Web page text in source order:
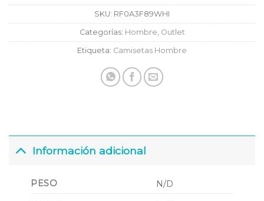
SKU: RF0A3F89WHI
Categorías: Hombre, Outlet
Etiqueta: Camisetas Hombre
Información adicional
PESO N/D